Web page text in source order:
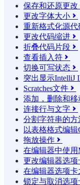
保存和还原更改
更改字体大小 
重新格式化源代
更改代码缩进 
折叠代码片段 
查看插入符 
切换可写状态 
突出显示IntelliJ
Scratches文件 
添加，删除和移
连接行与文字 
分割字符串的方
以表格格式编
拖放操作 
在编辑器中使用
更改编辑器选项
在编辑器选项卡
锁定与取消选项